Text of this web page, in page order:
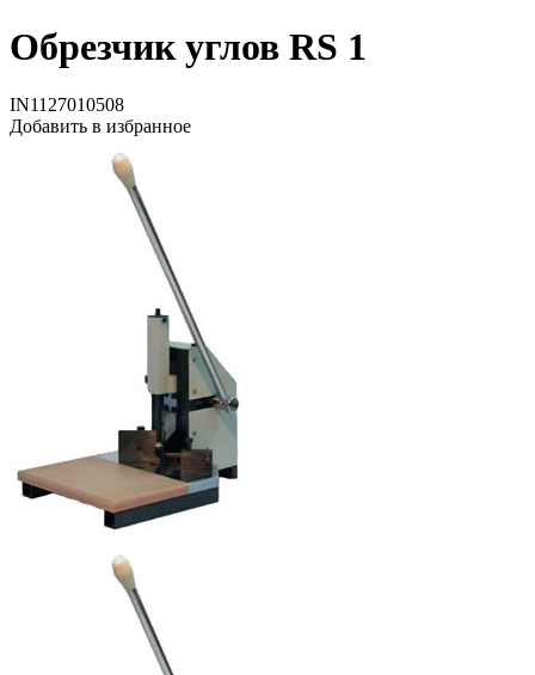
Обрезчик углов RS 1
IN1127010508
Добавить в избранное